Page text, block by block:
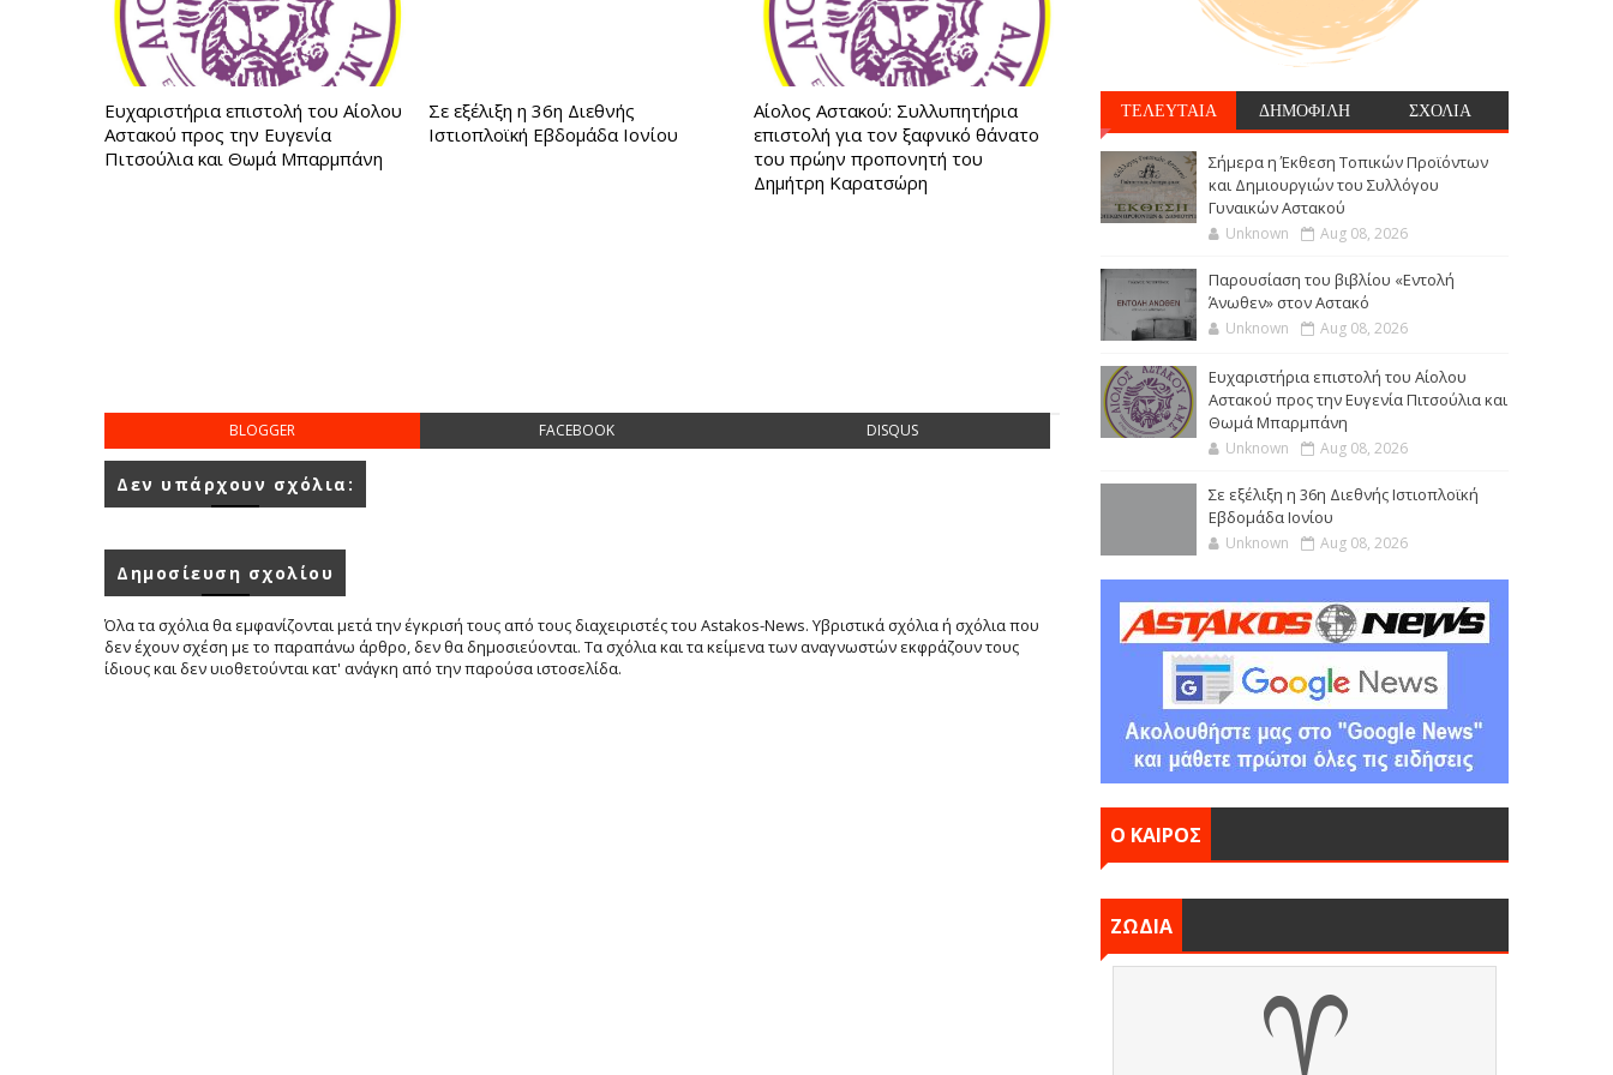
Ευχαριστήρια επιστολή του Αίολου
Αστακού προς την Ευγενία
Πιτσούλια και Θωμά Μπαρμπάνη
Σε εξέλιξη η 36η Διεθνής
Ιστιοπλοϊκή Εβδομάδα Ιονίου
Αίολος Αστακού: Συλλυπητήρια
επιστολή για τον ξαφνικό θάνατο
του πρώην προπονητή του
Δημήτρη Καρατσώρη
BLOGGER FACEBOOK DISQUS
Δεν υπάρχουν σχόλια:
Δημοσίευση σχολίου
Όλα τα σχόλια θα εμφανίζονται μετά την έγκρισή τους από τους διαχειριστές του Astakos-News. Υβριστικά σχόλια ή σχόλια που
δεν έχουν σχέση με το παραπάνω άρθρο, δεν θα δημοσιεύονται. Τα σχόλια και τα κείμενα των αναγνωστών εκφράζουν τους
ίδιους και δεν υιοθετούνται κατ' ανάγκη από την παρούσα ιστοσελίδα.
ΤΕΛΕΥΤΑΙΑ ΔΗΜΟΦΙΛΗ ΣΧΟΛΙΑ
Σήμερα η Έκθεση Τοπικών Προϊόντων
και Δημιουργιών του Συλλόγου
Γυναικών Αστακού
Unknown Aug 08, 2026
Παρουσίαση του βιβλίου «Εντολή
Άνωθεν» στον Αστακό
Unknown Aug 08, 2026
Ευχαριστήρια επιστολή του Αίολου
Αστακού προς την Ευγενία Πιτσούλια και
Θωμά Μπαρμπάνη
Unknown Aug 08, 2026
Σε εξέλιξη η 36η Διεθνής Ιστιοπλοϊκή
Εβδομάδα Ιονίου
Unknown Aug 08, 2026
Ο ΚΑΙΡΟΣ
ΖΩΔΙΑ